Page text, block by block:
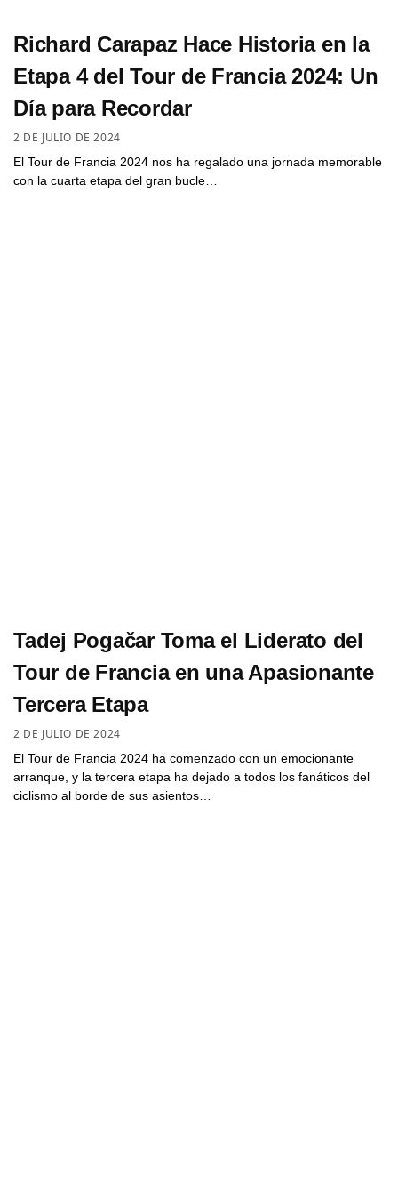
Richard Carapaz Hace Historia en la
Etapa 4 del Tour de Francia 2024: Un
Día para Recordar
2 DE JULIO DE 2024
El Tour de Francia 2024 nos ha regalado una jornada memorable
con la cuarta etapa del gran bucle…
Tadej Pogačar Toma el Liderato del
Tour de Francia en una Apasionante
Tercera Etapa
2 DE JULIO DE 2024
El Tour de Francia 2024 ha comenzado con un emocionante
arranque, y la tercera etapa ha dejado a todos los fanáticos del
ciclismo al borde de sus asientos…